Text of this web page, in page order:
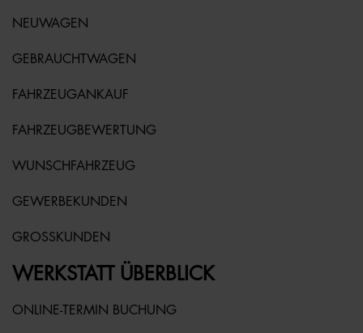
NEUWAGEN
GEBRAUCHTWAGEN
FAHRZEUGANKAUF
FAHRZEUGBEWERTUNG
WUNSCHFAHRZEUG
GEWERBEKUNDEN
GROSSKUNDEN
WERKSTATT ÜBERBLICK
ONLINE-TERMIN BUCHUNG